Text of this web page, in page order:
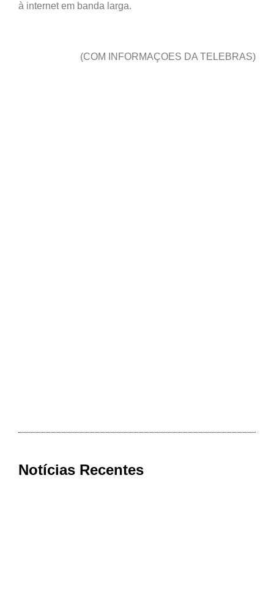
à internet em banda larga.
(COM INFORMAÇOES DA TELEBRAS)
Notícias Recentes